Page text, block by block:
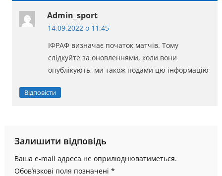
Admin_sport
14.09.2022 о 11:45
ІФРАФ визначає початок матчів. Тому
слідкуйте за оновленнями, коли вони
опублікують, ми також подами цю інформацію
Відповісти
Залишити відповідь
Ваша e-mail адреса не оприлюднюватиметься.
Обов’язкові поля позначені *